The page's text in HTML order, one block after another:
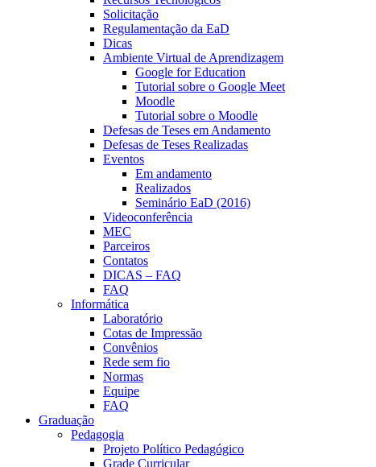
Solicitação
Regulamentação da EaD
Dicas
Ambiente Virtual de Aprendizagem
Google for Education
Tutorial sobre o Google Meet
Moodle
Tutorial sobre o Moodle
Defesas de Teses em Andamento
Defesas de Teses Realizadas
Eventos
Em andamento
Realizados
Seminário EaD (2016)
Videoconferência
MEC
Parceiros
Contatos
DICAS – FAQ
FAQ
Informática
Laboratório
Cotas de Impressão
Convênios
Rede sem fio
Normas
Equipe
FAQ
Graduação
Pedagogia
Projeto Político Pedagógico
Grade Curricular